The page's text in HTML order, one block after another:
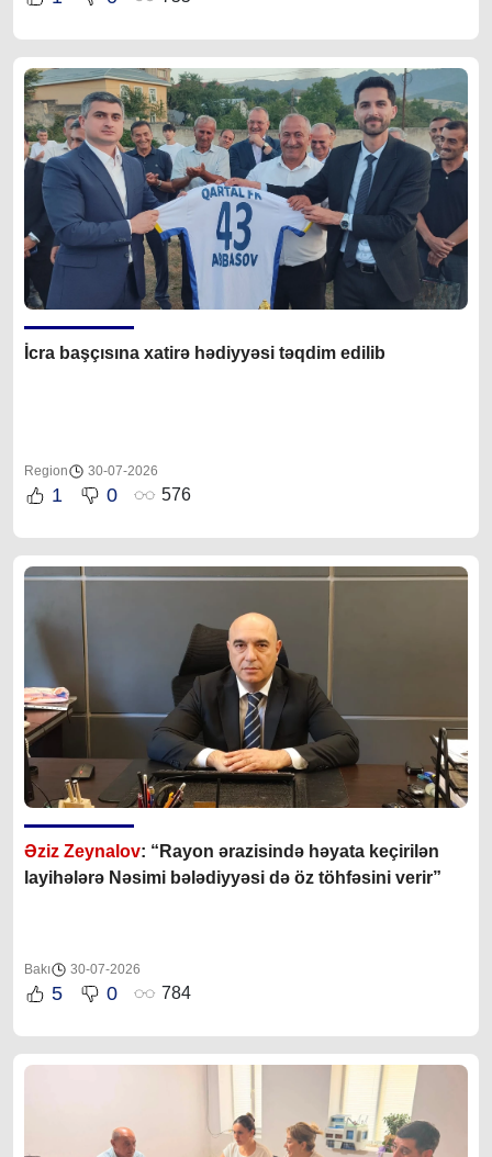
İcra başçısına xatirə hədiyyəsi təqdim edilib
Region 30-07-2026
1 0 576
Əziz Zeynalov: “Rayon ərazisində həyata keçirilən
layihələrə Nəsimi bələdiyyəsi də öz töhfəsini verir”
Bakı 30-07-2026
5 0 784